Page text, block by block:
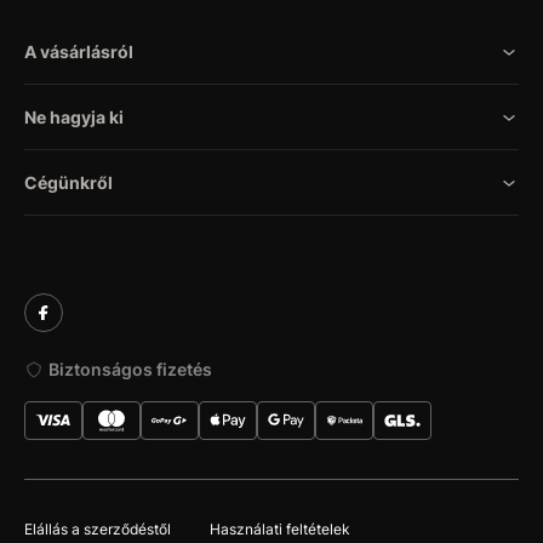
A vásárlásról
Ne hagyja ki
Cégünkről
Biztonságos fizetés
Elállás a szerződéstől Használati feltételek